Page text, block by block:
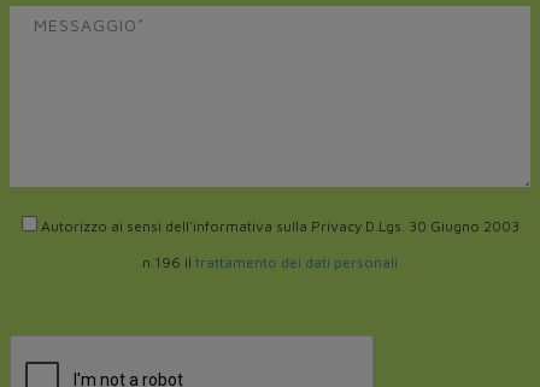
Autorizzo ai sensi dell'informativa sulla Privacy D.Lgs. 30 Giugno 2003
n.196 il trattamento dei dati personali